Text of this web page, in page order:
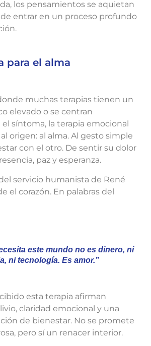
los pensamientos se aquietan
entrar en un proceso profundo
para el alma
muchas terapias tienen un
elevado o se centran
síntoma, la terapia emocional
origen: al alma. Al gesto simple
con el otro. De sentir su dolor
paz y esperanza.
servicio humanista de René
el corazón. En palabras del
este mundo no es dinero, ni
ni tecnología. Es amor.”
esta terapia afirman
claridad emocional y una
de bienestar. No se promete
pero sí un renacer interior.